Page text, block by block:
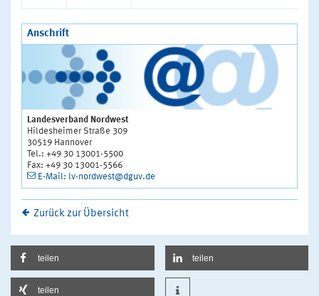
Anschrift
Landesverband Nordwest
Hildesheimer Straße 309
30519 Hannover
Tel.: +49 30 13001-5500
Fax: +49 30 13001-5566
E-Mail: lv-nordwest@dguv.de
Zurück zur Übersicht
teilen teilen
teilen